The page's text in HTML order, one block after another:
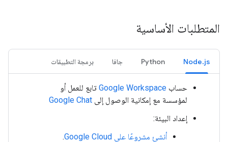
المتطلبات الأساسية
Node.js
Python جافا برمجة التطبيقات
حساب Google Workspace تابع للعمل أو
لمؤسسة مع إمكانية الوصول إلى Google Chat
إعداد البيئة:
أنشئ مشروعًا على Google Cloud
.